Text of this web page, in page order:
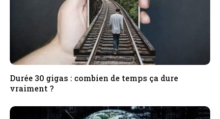
Durée 30 gigas : combien de temps ça dure
vraiment ?